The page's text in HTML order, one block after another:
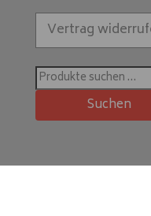
Vertrag
Suchen
nach:
Suchen